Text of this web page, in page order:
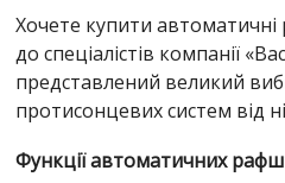
Хочете купити
до спеціалістів компанії
представлений великий
протисонцевих систем від
Функції автоматичних